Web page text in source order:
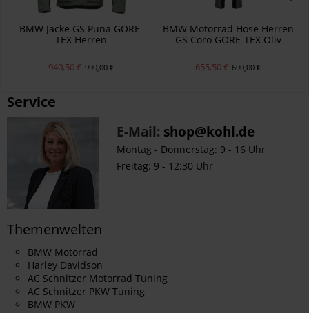
BMW Jacke GS Puna GORE-
TEX Herren
940,50 € 990,00 €
BMW Motorrad Hose Herren
GS Coro GORE-TEX Oliv
655,50 € 690,00 €
Service
E-Mail: shop@kohl.de
Montag - Donnerstag: 9 - 16 Uhr
Freitag: 9 - 12:30 Uhr
Themenwelten
BMW Motorrad
Harley Davidson
AC Schnitzer Motorrad Tuning
AC Schnitzer PKW Tuning
BMW PKW